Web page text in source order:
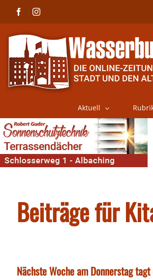
FacebookInstagram
Aktuell
Beiträge für
Nächste Woche am Donnerstag